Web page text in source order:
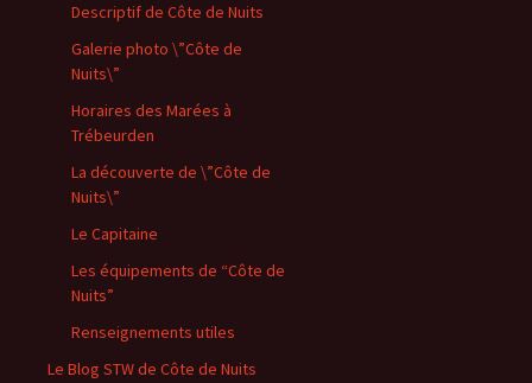
Descriptif de Côte de Nuits
Galerie photo \”Côte de
Nuits\”
Horaires des Marées à
Trébeurden
La découverte de \”Côte de
Nuits\”
Le Capitaine
Les équipements de “Côte de
Nuits”
Renseignements utiles
Le Blog STW de Côte de Nuits